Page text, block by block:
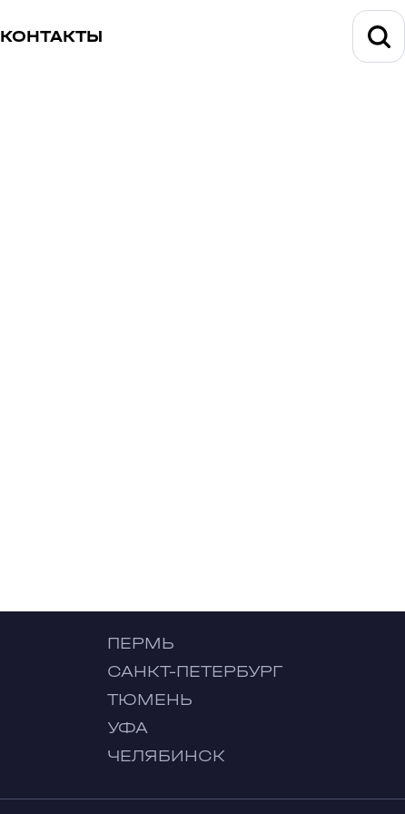
КОНТАКТЫ
ПЕРМЬ
САНКТ-ПЕТЕРБУРГ
ТЮМЕНЬ
УФА
ЧЕЛЯБИНСК